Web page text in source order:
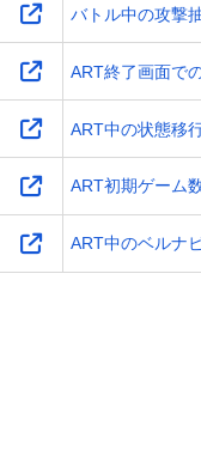
バトル中の攻撃
ART終了画面で
ART中の状態移
ART初期ゲーム
ART中のベルナ